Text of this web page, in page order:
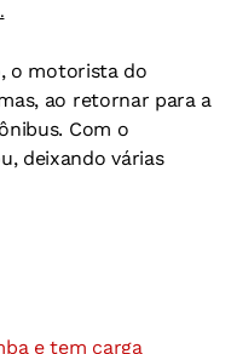
o motorista do
ao retornar para a
Com o
deixando várias
e tem carga